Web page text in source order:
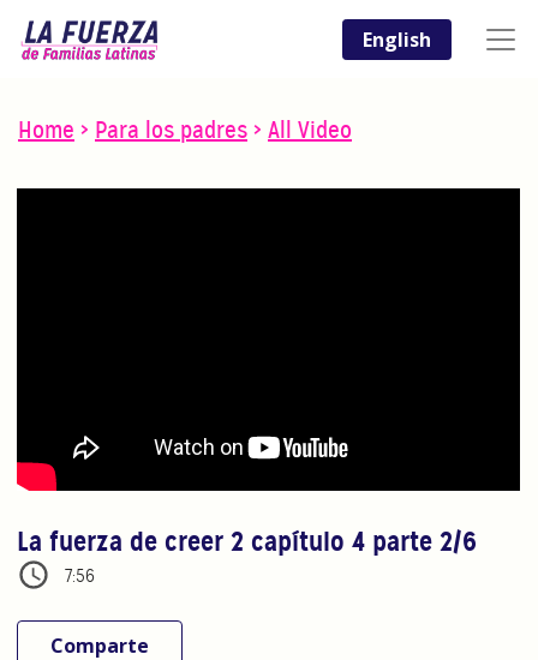
English
Home > Para los padres > All Video
La fuerza de creer 2 capítulo 4 parte 2/6
7:56
Comparte